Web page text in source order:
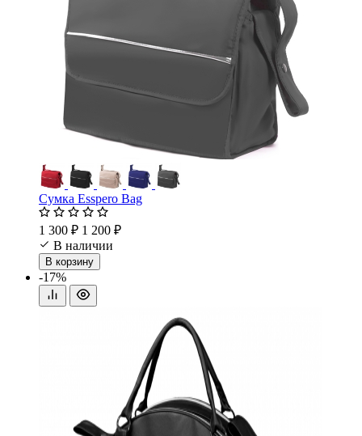
Сумка Esspero Bag
1 300 ₽ 1 200 ₽
В наличии
В корзину
-17%